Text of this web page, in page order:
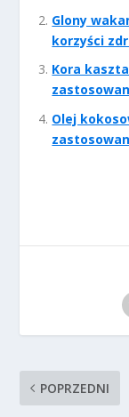
Glony
korzyści
Kora
Olej
POPRZEDNI